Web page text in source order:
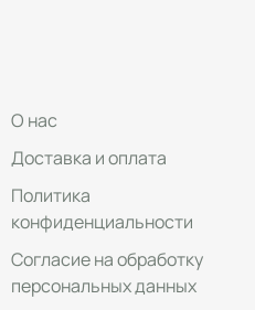
О нас
Доставка и оплата
Политика
конфиденциальности
Согласие на обработку
персональных данных